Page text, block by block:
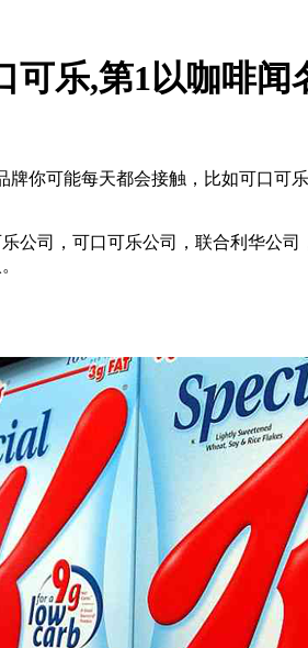
可乐,第1以咖啡闻
牌你可能每天都会接触，比如可口可
司，可口可乐公司，联合利华公